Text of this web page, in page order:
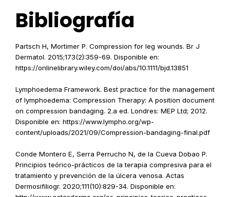
Bibliografía
Partsch H, Mortimer P. Compression for leg wounds. Br J
Dermatol. 2015;173(2):359-69. Disponible en:
https://onlinelibrary.wiley.com/doi/abs/10.1111/bjd.13851
Lymphoedema Framework. Best practice for the management
of lymphoedema: Compression Therapy: A position document
on compression bandaging. 2.a ed. Londres: MEP Ltd; 2012.
Disponible en: https://www.lympho.org/wp-
content/uploads/2021/09/Compression-bandaging-final.pdf
Conde Montero E, Serra Perrucho N, de la Cueva Dobao P.
Principios teórico-prácticos de la terapia compresiva para el
tratamiento y prevención de la úlcera venosa. Actas
Dermosifiliogr. 2020;111(10):829-34. Disponible en: